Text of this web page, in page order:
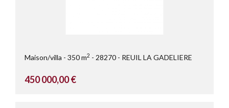
Maison/villa 350 m2 28270 REUIL LA GADELIERE
450 000,00 €